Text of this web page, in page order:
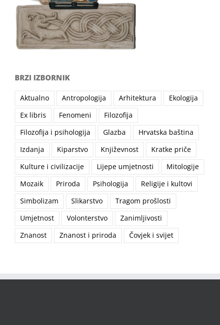
BRZI IZBORNIK
Aktualno Antropologija Arhitektura
Ekologija
Ex libris
Fenomeni
Filozofija
Filozofija i psihologija
Glazba
Hrvatska baština
Izdanja
Kiparstvo Književnost
Kratke priče
Kulture i civilizacije
Lijepe umjetnosti
Mitologije
Mozaik
Priroda Psihologija
Religije i kultovi
Simbolizam
Slikarstvo
Tragom prošlosti
Umjetnost
Volonterstvo
Zanimljivosti
Znanost
Znanost i priroda Čovjek i svijet